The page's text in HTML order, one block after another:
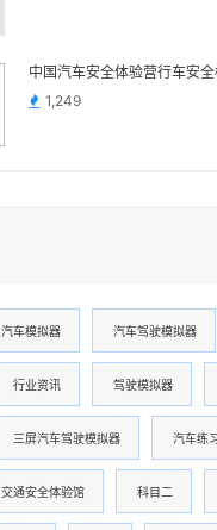
中国汽车安全体验营行车安
1,249
汽车模拟器 汽车驾驶模拟器
行业资讯 驾驶模拟器
三屏汽车驾驶模拟器 汽车练
交通安全体验馆 科目二